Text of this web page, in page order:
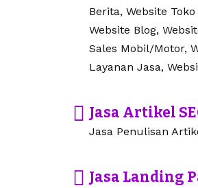
Berita, Website
Website Blog,
Sales Mobil/Motor,
Layanan Jasa,
Jasa Artikel
Jasa Penulisan
Jasa Landing